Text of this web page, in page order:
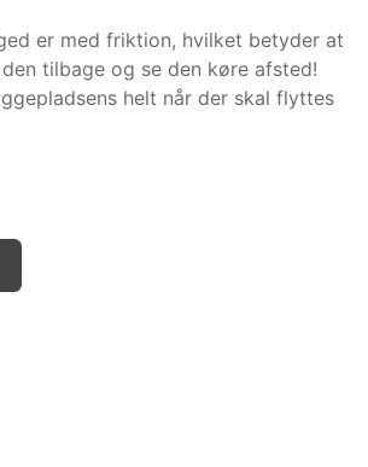
er med friktion, hvilket betyder at
tilbage og se den køre afsted!
helt når der skal flyttes